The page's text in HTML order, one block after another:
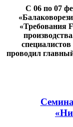
С 06 по 07
«Требования
проводил